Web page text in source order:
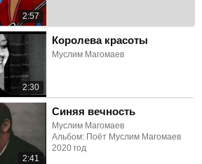
2:57
2:30
Королева красоты
Муслим Магомаев
2:41
Синяя вечность
Муслим Магомаев
Альбом: Поёт Муслим Магомаев
2020 год